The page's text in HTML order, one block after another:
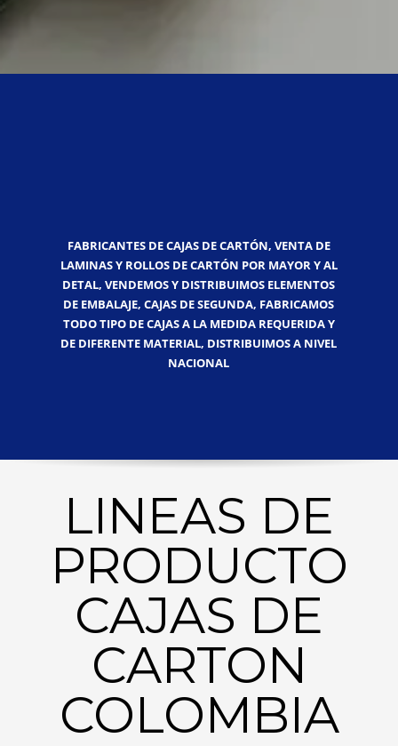
FABRICANTES DE CAJAS DE CARTÓN, VENTA DE
LAMINAS Y ROLLOS DE CARTÓN POR MAYOR Y AL
DETAL, VENDEMOS Y DISTRIBUIMOS ELEMENTOS
DE EMBALAJE, CAJAS DE SEGUNDA, FABRICAMOS
TODO TIPO DE CAJAS A LA MEDIDA REQUERIDA Y
DE DIFERENTE MATERIAL, DISTRIBUIMOS A NIVEL
NACIONAL
LINEAS DE
PRODUCTO
CAJAS DE
CARTON
COLOMBIA